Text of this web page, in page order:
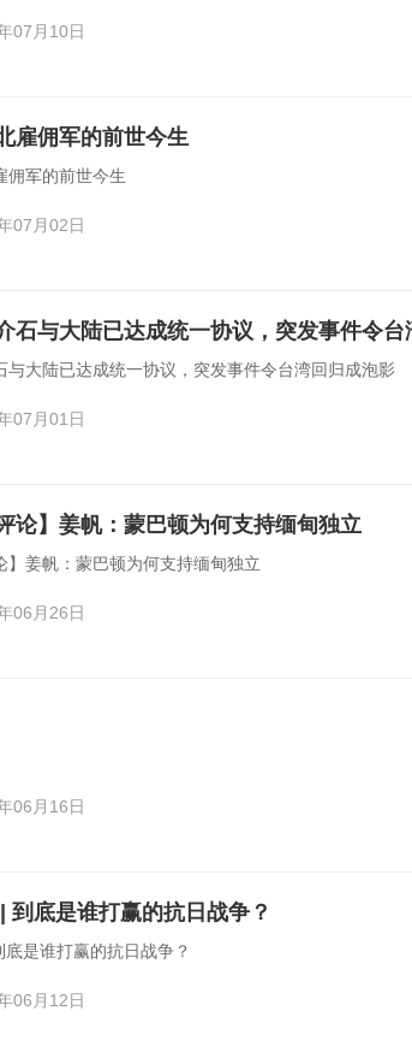
07月10日
雇佣军的前世今生
佣军的前世今生
07月02日
与大陆已达成统一协议，突发事件令台湾回归成泡影
07月01日
论】姜帆：蒙巴顿为何支持缅甸独立
】姜帆：蒙巴顿为何支持缅甸独立
06月26日
06月16日
到底是谁打赢的抗日战争？
底是谁打赢的抗日战争？
06月12日